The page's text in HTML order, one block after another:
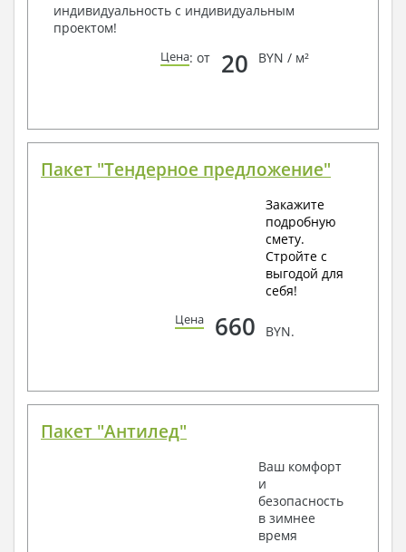
индивидуальность с индивидуальным
проектом!
Цена: от 20 BYN / м²
Пакет "Тендерное предложение"
Закажите
подробную
смету.
Стройте с
выгодой для
себя!
Цена 660 BYN.
Пакет "Антилед"
Ваш комфорт
и
безопасность
в зимнее
время